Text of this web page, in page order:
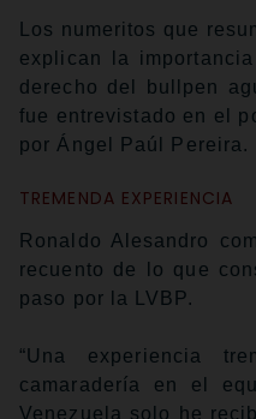
Los numeritos que
explican la
derecho del bullpen
fue entrevistado en el
por Ángel Paúl Pereira.
TREMENDA EXPERIENCIA
Ronaldo Alesandro
recuento de lo que
paso por la LVBP.
“Una experiencia
camaradería en el
Venezuela solo he